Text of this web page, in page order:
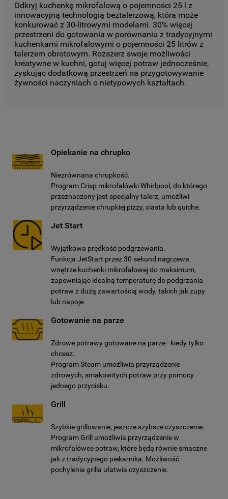
Odkryj kuchenkę mikrofalową o pojemności 25 l z
innowacyjną technologią beztalerzową, która może
konkurować z 30-litrowymi modelami. 30% więcej
przestrzeni do gotowania w porównaniu z tradycyjnymi
kuchenkami mikrofalowymi o pojemności 25 litrów z
talerzem obrotowym. Rozszerz swoje możliwości
kreatywne w kuchni, gotuj więcej potraw jednocześnie,
zyskując dodatkową przestrzeń na przygotowywanie
żywności naczyniach o nietypowych kształtach.
Opiekanie na chrupko
Niezrównana chrupkość.
Program Crisp mikrofalówki Whirlpool, do którego
przeznaczony jest specjalny talerz, umożliwi
przyrządzenie chrupkiej pizzy, ciasta lub quiche.
Jet Start
Wyjątkowa prędkość podgrzewania.
Funkcja JetStart przez 30 sekund nagrzewa
wnętrze kuchenki mikrofalowej do maksimum,
zapewniając idealną temperaturę do podgrzania
potraw z dużą zawartością wody, takich jak zupy
lub napoje.
Gotowanie na parze
Zdrowe potrawy gotowane na parze - kiedy tylko
chcesz.
Program Steam umożliwia przyrządzenie
zdrowych, smakowitych potraw przy pomocy
jednego przycisku.
Grill
Szybkie grillowanie, jeszcze szybsze czyszczenie.
Program Grill umożliwia przyrządzenie w
mikrofalówce potraw, które będą równie smaczne
jak z tradycyjnego piekarnika. Możliwość
pochylenia grilla ułatwia czyszczenie.